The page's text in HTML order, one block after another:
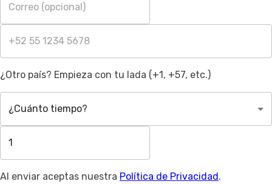
¿Otro país? Empieza con tu lada (+1, +57, etc.)
¿Cuánto tiempo?
Al enviar aceptas nuestra Política de Privacidad.